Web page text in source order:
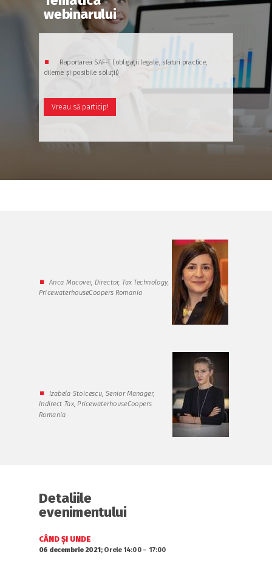
CÂND ȘI UNDE
06 decembrie 2021 ; Orele 14:00 – 17:00
Detaliile
evenimentului
⏹ Anca Macovei, Director, Tax Technology,
PricewaterhouseCoopers Romania
webinarului
⏹
Raportarea SAF-T (obligații legale, sfaturi practice,
dileme și posibile soluții)
Vreau să particip!
⏹
Izabela Stoicescu, Senior Manager,
Indirect Tax, PricewaterhouseCoopers
Romania